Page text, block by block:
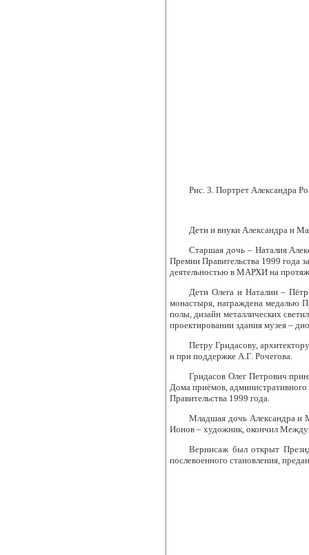
Рис. 3. Портрет Александра
Дети и внуки Александра и
Старшая дочь ‒ Наталия
Премии Правительства 1999 года
деятельностью в МАРХИ на
Дети Олега и Наталии ‒
монастыря, награждена медалью
полы, дизайн металлических
проектировании здания музея ‒
Петру Гридасову,
и при поддержке А.Г. Рочегова.
Гридасов Олег Петрович
Дома приёмов,
Правительства 1999 года.
Младшая дочь Александра и
Ионов ‒ художник, окончил
Вернисаж был открыт
послевоенного становления,